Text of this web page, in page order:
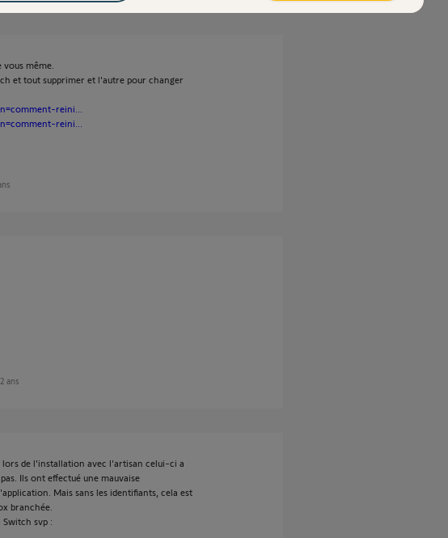
même.
et tout supprimer et l'autre pour changer
reini...
reini...
ans
de l'installation avec l'artisan celui-ci a
Ils ont effectué une mauvaise
Mais sans les identifiants, cela est
branchée.
svp :